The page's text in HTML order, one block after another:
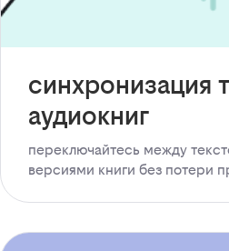
синхронизация
аудиокниг
переключайтесь между
версиями книги без потери